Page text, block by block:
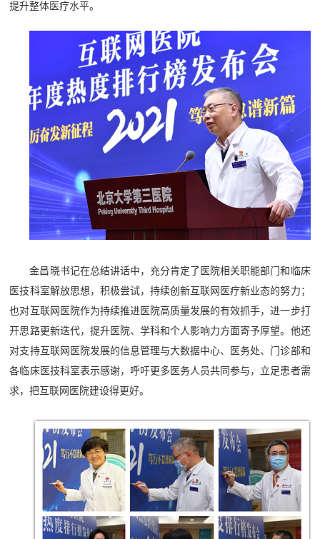
提升整体医疗水平。
金昌晓书记在总结讲话中，充分肯定了医院相关职能部门和临床
医技科室解放思想，积极尝试，持续创新互联网医疗新业态的努力；
也对互联网医院作为持续推进医院高质量发展的有效抓手，进一步打
开思路更新迭代，提升医院、学科和个人影响力方面寄予厚望。他还
对支持互联网医院发展的信息管理与大数据中心、医务处、门诊部和
各临床医技科室表示感谢，呼吁更多医务人员共同参与，立足患者需
求，把互联网医院建设得更好。